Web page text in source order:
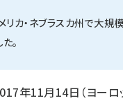
カ・ネブラスカ州で大
。
11月14日（ヨーロッ